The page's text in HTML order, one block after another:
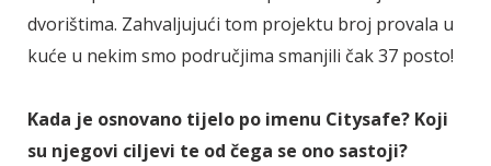
dvorištima. Zahvaljujući tom projektu broj provala u
kuće u nekim smo područjima smanjili čak 37 posto!
Kada je osnovano tijelo po imenu Citysafe? Koji
su njegovi ciljevi te od čega se ono sastoji?